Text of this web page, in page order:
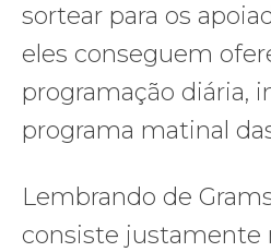
sortear para os
eles conseguem
programação diária,
programa matinal
Lembrando de
consiste justamente